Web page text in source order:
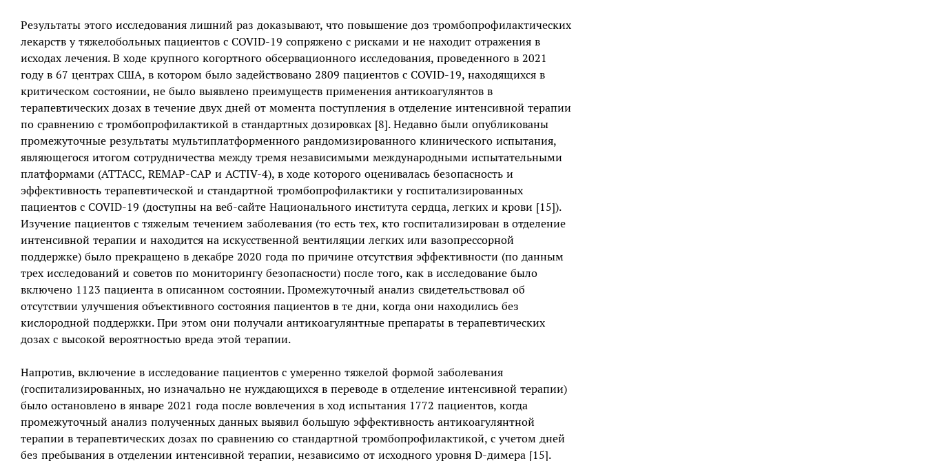
Результаты этого исследования лишний раз доказывают, что повышение доз тромбопрофилактических
лекарств у тяжелобольных пациентов с COVID-19 сопряжено с рисками и не находит отражения в
исходах лечения. В ходе крупного когортного обсервационного исследования, проведенного в 2021
году в 67 центрах США, в котором было задействовано 2809 пациентов с COVID-19, находящихся в
критическом состоянии, не было выявлено преимуществ применения антикоагулянтов в
терапевтических дозах в течение двух дней от момента поступления в отделение интенсивной терапии
по сравнению с тромбопрофилактикой в стандартных дозировках [8]. Недавно были опубликованы
промежуточные результаты мультиплатформенного рандомизированного клинического испытания,
являющегося итогом сотрудничества между тремя независимыми международными испытательными
платформами (ATTACC, REMAP-CAP и ACTIV-4), в ходе которого оценивалась безопасность и
эффективность терапевтической и стандартной тромбопрофилактики у госпитализированных
пациентов с COVID-19 (доступны на веб-сайте Национального института сердца, легких и крови [15]).
Изучение пациентов с тяжелым течением заболевания (то есть тех, кто госпитализирован в отделение
интенсивной терапии и находится на искусственной вентиляции легких или вазопрессорной
поддержке) было прекращено в декабре 2020 года по причине отсутствия эффективности (по данным
трех исследований и советов по мониторингу безопасности) после того, как в исследование было
включено 1123 пациента в описанном состоянии. Промежуточный анализ свидетельствовал об
отсутствии улучшения объективного состояния пациентов в те дни, когда они находились без
кислородной поддержки. При этом они получали антикоагулянтные препараты в терапевтических
дозах с высокой вероятностью вреда этой терапии.
Напротив, включение в исследование пациентов с умеренно тяжелой формой заболевания
(госпитализированных, но изначально не нуждающихся в переводе в отделение интенсивной терапии)
было остановлено в январе 2021 года после вовлечения в ход испытания 1772 пациентов, когда
промежуточный анализ полученных данных выявил большую эффективность антикоагулянтной
терапии в терапевтических дозах по сравнению со стандартной тромбопрофилактикой, с учетом дней
без пребывания в отделении интенсивной терапии, независимо от исходного уровня D-димера [15].